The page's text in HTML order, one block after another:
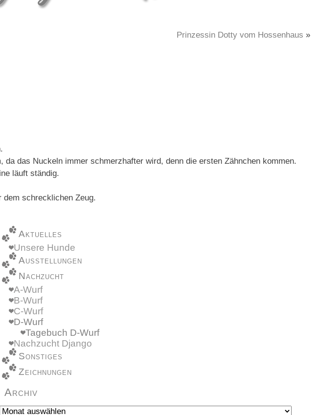
Prinzessin Dotty vom Hossenhaus »
das Nuckeln immer schmerzhafter wird, denn die ersten Zähnchen kommen.
läuft ständig.
dem schrecklichen Zeug.
Aktuelles
Unsere Hunde
Ausstellungen
Nachzucht
A-Wurf
B-Wurf
C-Wurf
D-Wurf
Tagebuch D-Wurf
Nachzucht Django
Sonstiges
Zeichnungen
Archiv
Archiv